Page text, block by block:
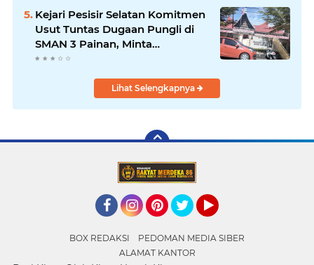
Kejari Pesisir Selatan Komitmen
Usut Tuntas Dugaan Pungli di
SMAN 3 Painan, Minta
Inspektorat Sumbar Lakukan
Lihat Selengkapnya
BOX REDAKSI
PEDOMAN MEDIA SIBER
ALAMAT KANTOR